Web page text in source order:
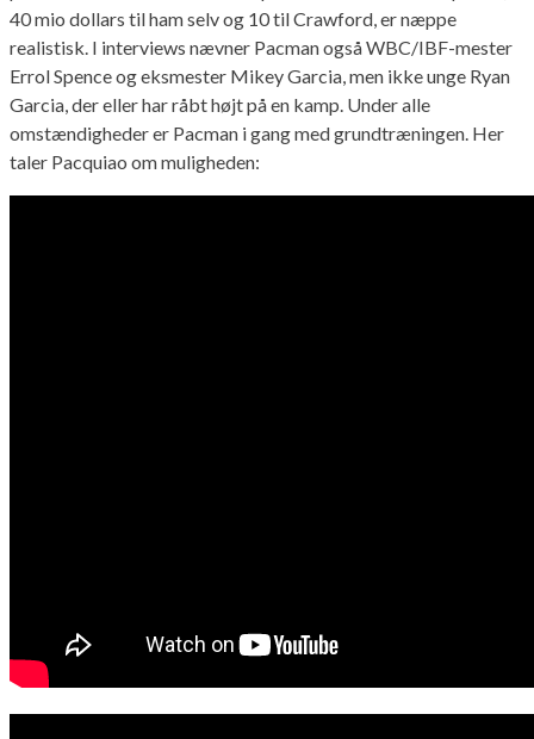
40 mio dollars til ham selv og 10 til Crawford, er næppe
realistisk. I interviews nævner Pacman også WBC/IBF-mester
Errol Spence og eksmester Mikey Garcia, men ikke unge Ryan
Garcia, der eller har råbt højt på en kamp. Under alle
omstændigheder er Pacman i gang med grundtræningen. Her
taler Pacquiao om muligheden: